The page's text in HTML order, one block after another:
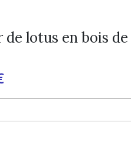
de lotus en bois